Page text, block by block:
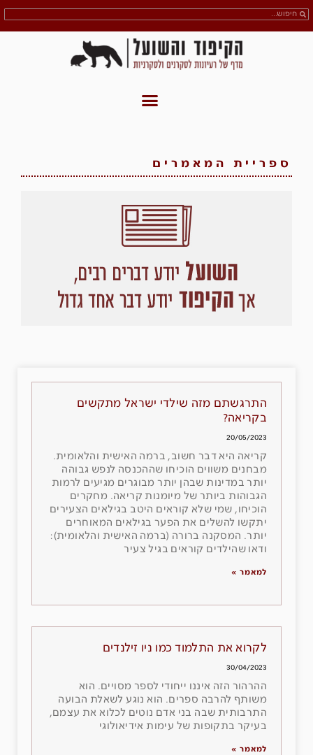
ספריית המאמרים
התרגשתם מזה שילדי ישראל מתקשים
בקריאה?
20/05/2023
קריאה היא דבר חשוב, ברמה האישית והלאומית.
מבחנים משווים הוכיחו שההכנסה לנפש גבוהה
יותר במדינות שבהן יותר מבוגרים מגיעים לרמות
הגבוהות ביותר של מיומנות קריאה. מחקרים
הוכיחו, שמי שלא קוראים היטב בגילאים הצעירים
יתקשו להשלים את הפער בגילאים המאוחרים
יותר. המסקנה ברורה (ברמה האישית והלאומית):
ודאו שהילדים קוראים בגיל צעיר
למאמר »
לקרוא את התלמוד כמו ניו זילנדים
30/04/2023
ההרהור הזה איננו ייחודי לספר מסויים. הוא
משותף להרבה ספרים. הוא נוגע לשאלת הבועה
התרבותית שבה בני אדם נוטים לכלוא את עצמם,
בעיקר בתקופות של עימות אידיאולוגי
למאמר »